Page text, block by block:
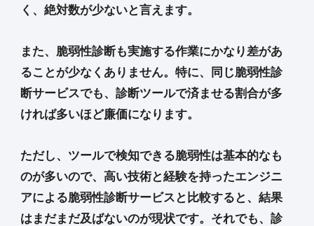
く、絶対数が少ないと言えます。
また、脆弱性診断も実施する作業にかなり差があ
ることが少なくありません。特に、同じ脆弱性診
断サービスでも、診断ツールで済ませる割合が多
ければ多いほど廉価になります。
ただし、ツールで検知できる脆弱性は基本的なも
のが多いので、高い技術と経験を持ったエンジニ
アによる脆弱性診断サービスと比較すると、結果
はまだまだ及ばないのが現状です。それでも、診